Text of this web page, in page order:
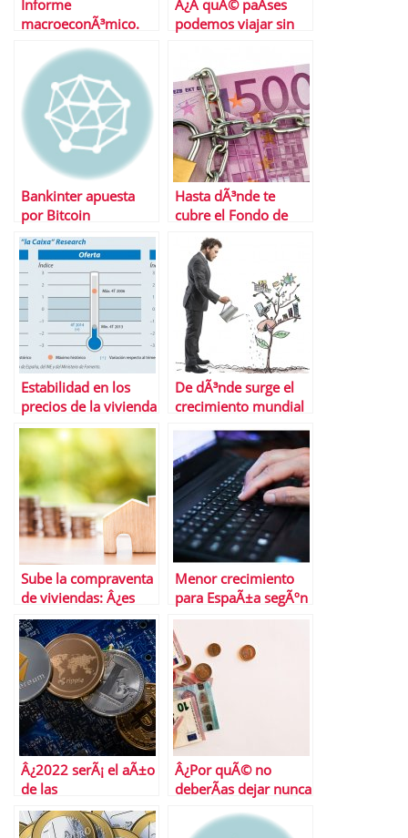
Informe
macroeconÃ³mico.
de 2014
Â¿A quÃ© paÃ­ses
podemos viajar sin
Bankinter apuesta
por Bitcoin
Hasta dÃ³nde te
cubre el Fondo de
GarantÃ­a de
DepÃ³sitos
Estabilidad en los
precios de la vivienda
Â¿QuÃ© cabe
esperar hasta final de
aÃ±o?
De dÃ³nde surge el
crecimiento mundial
Sube la compraventa
de viviendas: Â¿es
una tendencia?
Menor crecimiento
para EspaÃ±a segÃºn
el FMI
Â¿2022 serÃ¡ el aÃ±o
de las
criptomonedas?
Â¿Por quÃ© no
deberÃ­as dejar nunca
cuentas?